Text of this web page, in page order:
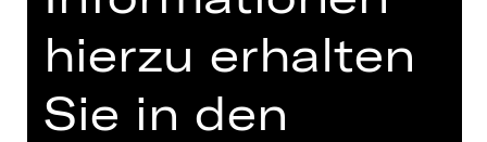
ideale Gelegenheit, eine Stunde Kultur
gemeinsam zu genießen.
Unterstützt von Lebkuchen-Schmidt
hierzu erhalten
Sie in den